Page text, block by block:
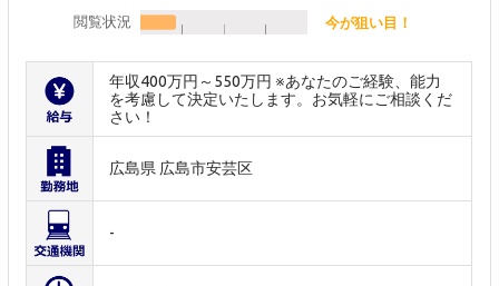
閲覧状況 今が狙い目！
年収400万円～550万円 ※あなたのご経験、能力
を考慮して決定いたします。お気軽にご相談くだ
さい！
広島県 広島市安芸区
-